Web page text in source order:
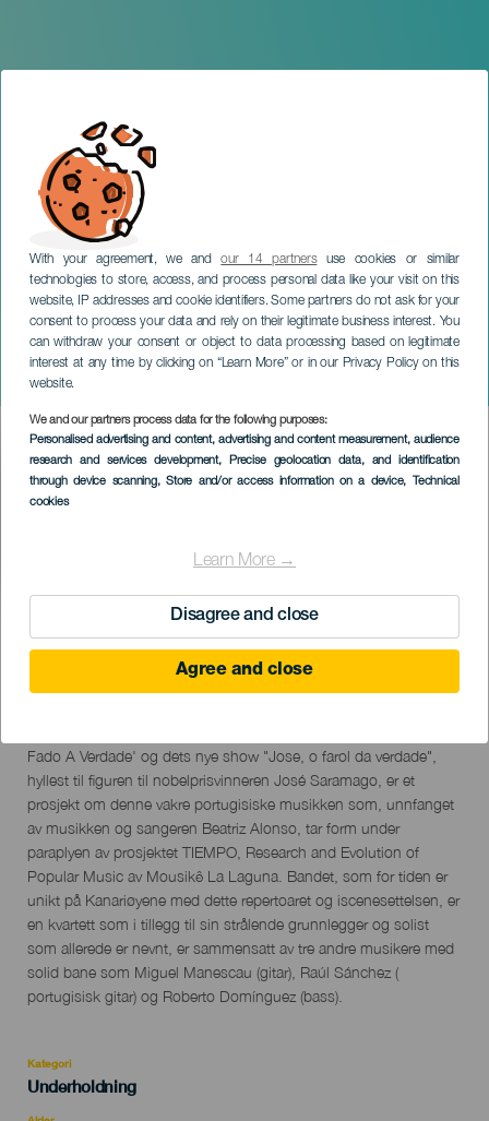
With your agreement, we andour 14 partnersuse cookies or similar
technologies to store, access, and process personal data like your visit on this
website, IP addresses and cookie identifiers. Some partners do not ask for your
consent to process your data and rely on their legitimate business interest. You
can withdraw your consent or object to data processing based on legitimate
interest at any time by clicking on “Learn More” or in our Privacy Policy on this
website.
We and our partners process data for the following purposes:
Personalised advertising and content, advertising and content measurement, audience
research and services development, Precise geolocation data, and identification
through device scanning, Store and/or access information on a device, Technical
cookies
Learn More →
Disagree and close
Agree and close
Fado a Verdade - Hyllest til
Jose Saramago
LA PALMA
Imagen
Listado
TIDLIGERE AKTIVITET
Descripción
del
evento
Fado A Verdade' og dets nye show "Jose, o farol da verdade",
hyllest til figuren til nobelprisvinneren José Saramago, er et
prosjekt om denne vakre portugisiske musikken som, unnfanget
av musikken og sangeren Beatriz Alonso, tar form under
paraplyen av prosjektet TIEMPO, Research and Evolution of
Popular Music av Mousikê La Laguna. Bandet, som for tiden er
unikt på Kanariøyene med dette repertoaret og iscenesettelsen, er
en kvartett som i tillegg til sin strålende grunnlegger og solist
som allerede er nevnt, er sammensatt av tre andre musikere med
solid bane som Miguel Manescau (gitar), Raúl Sánchez (
portugisisk gitar) og Roberto Domínguez (bass).
Kategori
Categoría
Underholdning